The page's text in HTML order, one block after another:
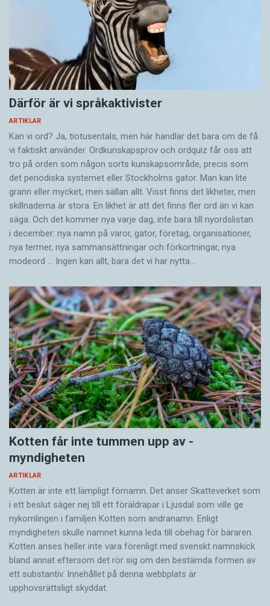
Därför är vi språkaktivister
ARTIKLAR
Kan vi ord? Ja, tiotusentals, men här handlar det bara om de få
vi faktiskt använder. Ordkunskapsprov och ordquiz får oss att
tro på orden som någon sorts kunskapsområde, precis som
det periodiska systemet eller Stockholms gator. Man kan lite
grann eller mycket, men sällan allt. Visst finns det likheter, men
skillnaderna är stora. En likhet är att det finns fler ord än vi kan
säga. Och det kommer nya varje dag, inte bara till nyordslistan
i december: nya namn på varor, gator, företag, organisationer,
nya termer, nya samman­sättningar och förkortningar, nya
modeord … Ingen kan allt, bara det vi har nytta…
Kotten får inte tummen upp av ­
myndigheten
ARTIKLAR
Kotten är inte ett lämpligt förnamn. Det anser Skatte­verket som
i ett beslut säger nej till ett föräldra­par i Ljusdal som ville ge
nykomlingen i familjen Kotten som andranamn. Enligt
myndigheten skulle namnet kunna leda till obehag för bäraren.
Kotten anses heller inte vara förenligt med svenskt namnskick
bland annat eftersom det rör sig om den bestämda formen av
ett substantiv. Innehållet på denna webbplats är
upphovsrättsligt skyddat.